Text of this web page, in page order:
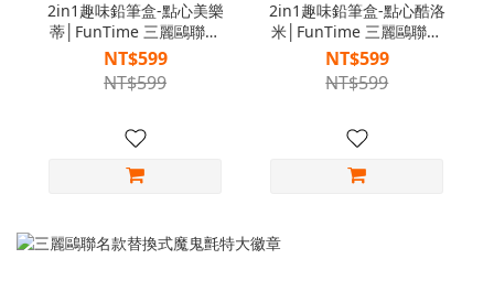
2in1趣味鉛筆盒-點心美樂
蒂│FunTime 三麗鷗聯名
款
NT$599
NT$599
2in1趣味鉛筆盒-點心酷洛
米│FunTime 三麗鷗聯名
款
NT$599
NT$599